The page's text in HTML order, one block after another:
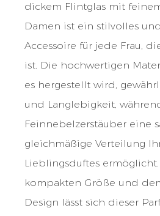
dickem Flintglas mit
Damen ist ein stilvolles
Accessoire für jede Frau,
ist. Die hochwertigen
es hergestellt wird,
und Langlebigkeit,
Feinnebelzerstäuber eine
gleichmäßige Verteilung
Lieblingsduftes
kompakten Größe und
Design lässt sich dieser